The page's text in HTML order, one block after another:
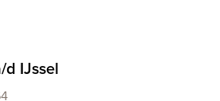
IJssel